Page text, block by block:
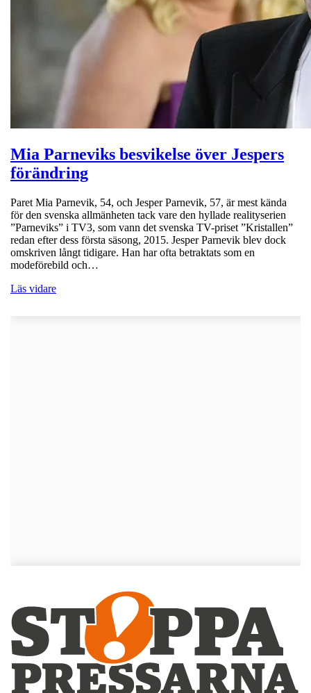
Mia Parneviks besvikelse över Jespers
förändring
Paret Mia Parnevik, 54, och Jesper Parnevik, 57, är mest kända
för den svenska allmänheten tack vare den hyllade realityserien
”Parneviks” i TV3, som vann det svenska TV-priset ”Kristallen”
redan efter dess första säsong, 2015. Jesper Parnevik blev dock
omskriven långt tidigare. Han har ofta betraktats som en
modeförebild och…
Läs vidare